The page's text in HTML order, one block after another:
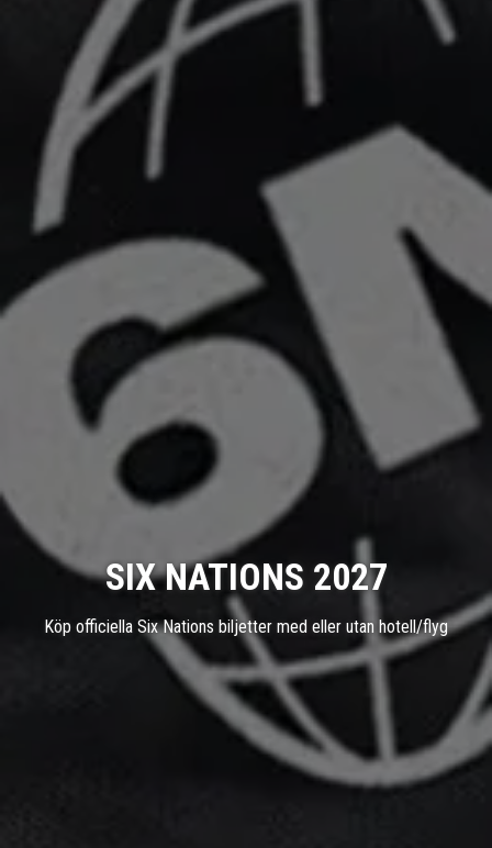
SIX NATIONS 2027
Köp officiella Six Nations biljetter med eller utan hotell/flyg